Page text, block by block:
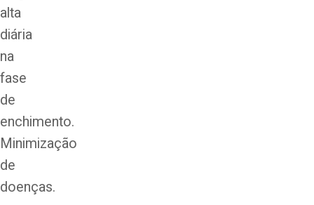
alta
diária
na
fase
de
enchimento.
Minimização
de
doenças.